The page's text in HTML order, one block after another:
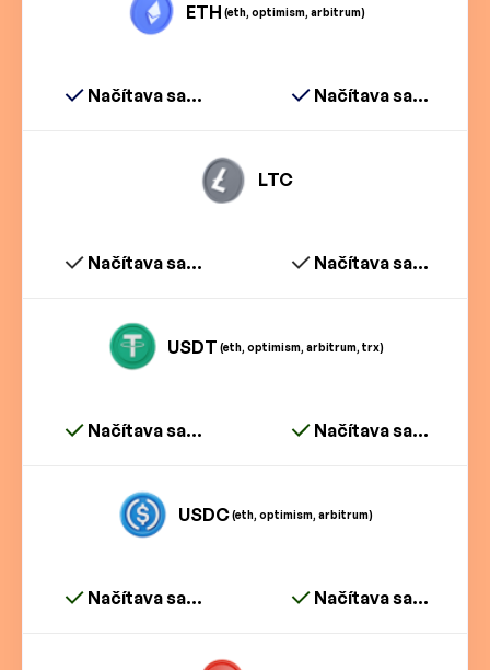
ETH (eth, optimism, arbitrum)
Načítava sa... Načítava sa...
LTC
Načítava sa... Načítava sa...
USDT (eth, optimism, arbitrum, trx)
Načítava sa... Načítava sa...
USDC(eth, optimism, arbitrum)
Načítava sa... Načítava sa...